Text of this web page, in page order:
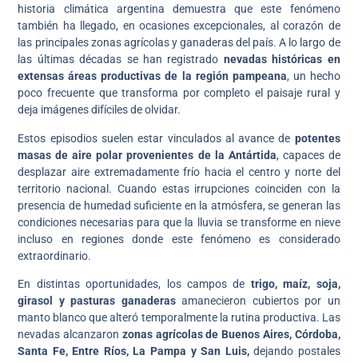
historia climática argentina demuestra que este fenómeno
también ha llegado, en ocasiones excepcionales, al corazón de
las principales zonas agrícolas y ganaderas del país. A lo largo de
las últimas décadas se han registrado nevadas históricas en
extensas áreas productivas de la región pampeana, un hecho
poco frecuente que transforma por completo el paisaje rural y
deja imágenes difíciles de olvidar.
Estos episodios suelen estar vinculados al avance de potentes
masas de aire polar provenientes de la Antártida, capaces de
desplazar aire extremadamente frío hacia el centro y norte del
territorio nacional. Cuando estas irrupciones coinciden con la
presencia de humedad suficiente en la atmósfera, se generan las
condiciones necesarias para que la lluvia se transforme en nieve
incluso en regiones donde este fenómeno es considerado
extraordinario.
En distintas oportunidades, los campos de trigo, maíz, soja,
girasol y pasturas ganaderasamanecieron cubiertos por un
manto blanco que alteró temporalmente la rutina productiva. Las
nevadas alcanzaron zonas agrícolas de Buenos Aires, Córdoba,
Santa Fe, Entre Ríos, La Pampa y San Luis,dejando postales